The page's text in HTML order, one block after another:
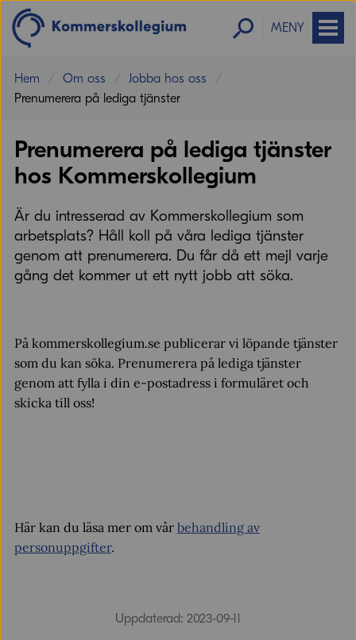
MENY
Hem Om oss
Jobba hos oss
Prenumerera på lediga tjänster
Prenumerera på lediga tjänster
hos Kommerskollegium
Är du intresserad av Kommerskollegium som
arbetsplats? Håll koll på våra lediga tjänster
genom att prenumerera. Du får då ett mejl varje
gång det kommer ut ett nytt jobb att söka.
På kommerskollegium.se publicerar vi löpande tjänster
som du kan söka. Prenumerera på lediga tjänster
genom att fylla i din e-postadress i formuläret och
skicka till oss!
Här kan du läsa mer om vår behandling av
personuppgifter.
Uppdaterad: 2023-09-11